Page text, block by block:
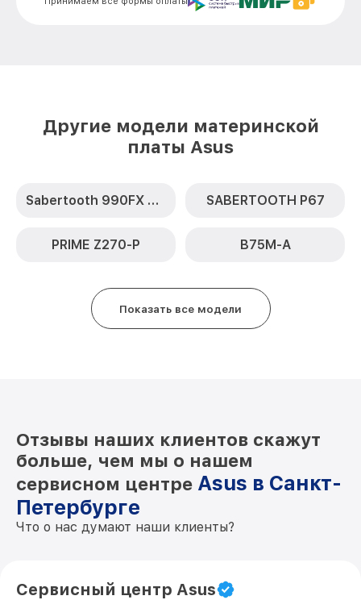
Другие модели материнской
платы Asus
Sabertooth 990FX R2.0 SABERTOOTH P67
PRIME Z270-P B75M-A
Показать все модели
Отзывы наших клиентов скажут
больше, чем мы о нашем
сервисном центре Asus в Санкт-
Петербурге
Что о нас думают наши клиенты?
Сервисный центр Asus